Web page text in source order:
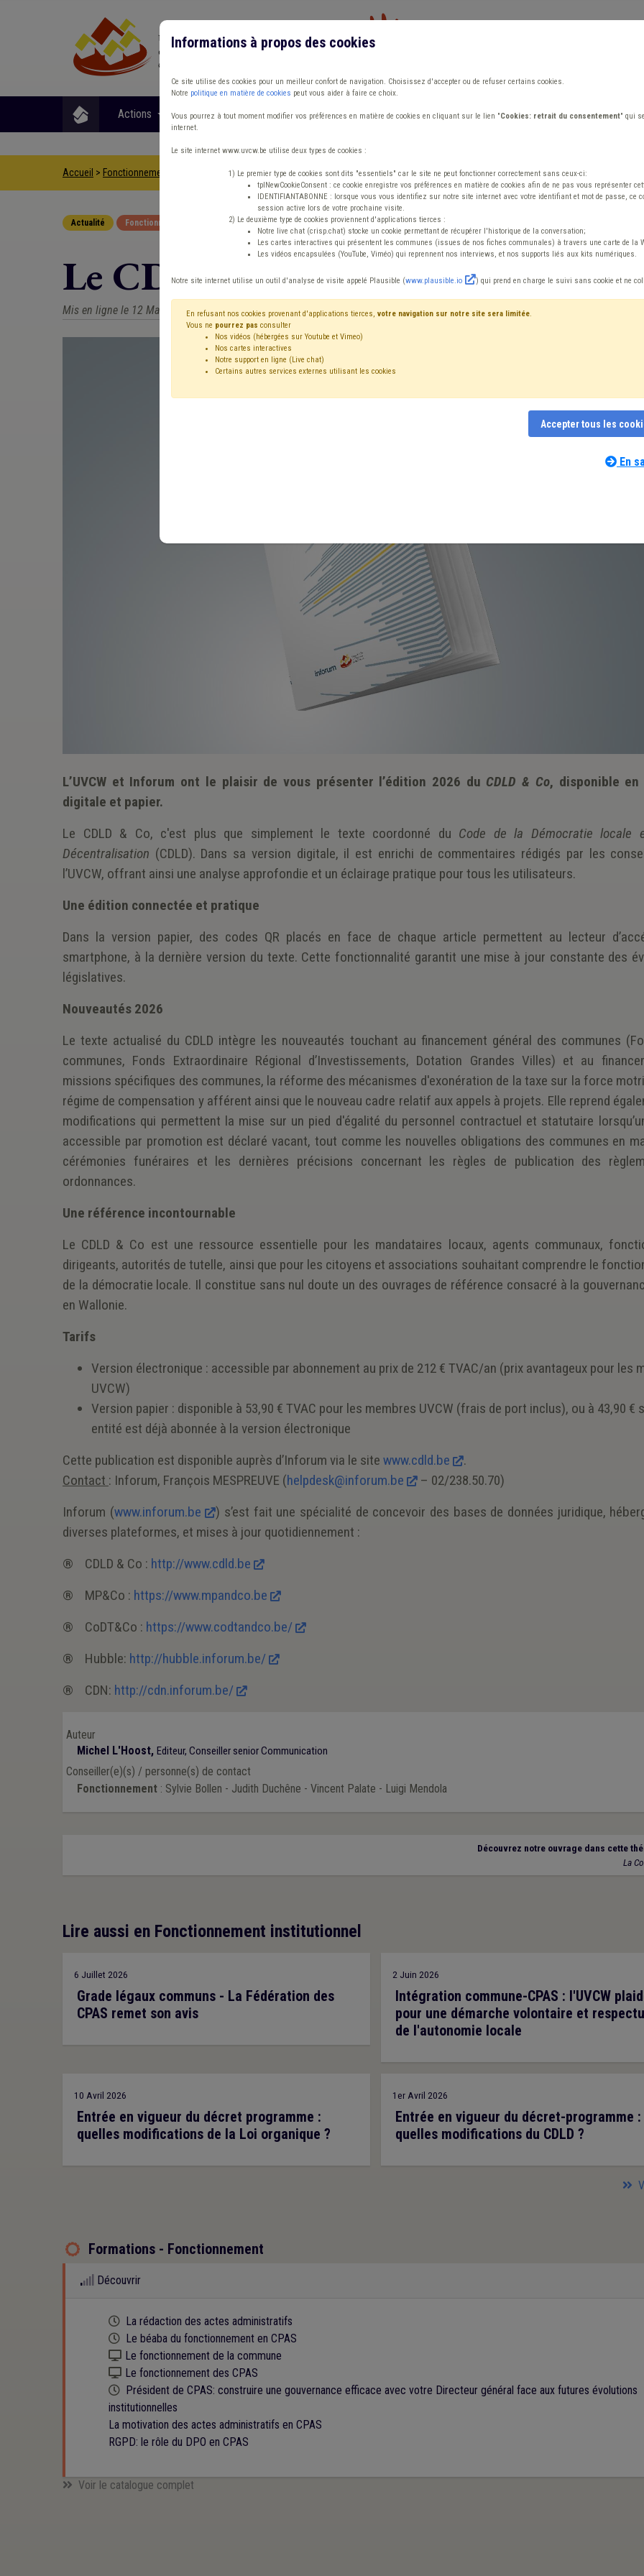
Actions Matières Formations Publications Outils Fiches
Accueil > Fonctionnement Le CDLD & Co 2026 est disponible !
Actualité Fonctionnement
Le CDLD & Co 2026 est
Mis en ligne le 12 Mai 2026 - Michel L'HOOST
L’UVCW et Inforum ont le plaisir de vous présenter l’édition 2026 du CDLD & Co, disponible en
digitale et papier.
Le CDLD & Co, c'est plus que simplement le texte coordonné du Code de la Démocratie locale
Décentralisation (CDLD). Dans sa version digitale, il est enrichi de commentaires rédigés par les
l’UVCW, offrant ainsi une analyse approfondie et un éclairage pratique pour tous les utilisateurs.
Une édition connectée et pratique
Dans la version papier, des codes QR placés en face de chaque article permettent au lecteur
smartphone, à la dernière version du texte. Cette fonctionnalité garantit une mise à jour constante des
législatives.
Nouveautés 2026
Le texte actualisé du CDLD intègre les nouveautés touchant au financement général des communes
communes, Fonds Extraordinaire Régional d’Investissements, Dotation Grandes Villes) et au
missions spécifiques des communes, la réforme des mécanismes d'exonération de la taxe sur la force
régime de compensation y afférent ainsi que le nouveau cadre relatif aux appels à projets. Elle reprend
modifications qui permettent la mise sur un pied d'égalité du personnel contractuel et statutaire
accessible par promotion est déclaré vacant, tout comme les nouvelles obligations des communes en
cérémonies funéraires et les dernières précisions concernant les règles de publication des
ordonnances.
Une référence incontournable
Le CDLD & Co est une ressource essentielle pour les mandataires locaux, agents communaux,
dirigeants, autorités de tutelle, ainsi que pour les citoyens et associations souhaitant comprendre le
de la démocratie locale. Il constitue sans nul doute un des ouvrages de référence consacré à la
en Wallonie.
Tarifs
Version électronique : accessible par abonnement au prix de 212 € TVAC/an (prix avantageux pour les
UVCW)
Version papier : disponible à 53,90 € TVAC pour les membres UVCW (frais de port inclus), ou à 43,90 €
entité est déjà abonnée à la version électronique
Cette publication est disponible auprès d’Inforum via le site www.cdld.be
.
Contact : Inforum, François MESPREUVE (helpdesk@inforum.be
– 02/238.50.70)
Inforum (www.inforum.be
) s’est fait une spécialité de concevoir des bases de données juridique,
diverses plateformes, et mises à jour quotidiennement :
® CDLD & Co : http://www.cdld.be
® MP&Co : https://www.mpandco.be
® CoDT&Co : https://www.codtandco.be/
® Hubble: http://hubble.inforum.be/
® CDN: http://cdn.inforum.be/
Auteur
Michel L'Hoost, Editeur, Conseiller senior Communication
Conseiller(e)(s) / personne(s) de contact
Fonctionnement : Sylvie Bollen - Judith Duchêne - Vincent Palate - Luigi Mendola
Découvrez notre ouvrage dans cette
La
Lire aussi en Fonctionnement institutionnel
6 Juillet 2026
Grade légaux communs - La Fédération des
CPAS remet son avis
2 Juin 2026
Intégration commune-CPAS : l'UVCW
pour une démarche volontaire et
de l'autonomie locale
10 Avril 2026
Entrée en vigueur du décret programme :
quelles modifications de la Loi organique ?
1er Avril 2026
Entrée en vigueur du décret-programme :
quelles modifications du CDLD ?
 Formations - Fonctionnement
Découvrir
Cette formation est programmée
La rédaction des actes administratifs
Cette formation est programmée
Le béaba du fonctionnement en CPAS
Kit numérique gratuit
Le fonctionnement de la commune
Kit numérique gratuit
Le fonctionnement des CPAS
Cette formation est programmée
Président de CPAS: construire une gouvernance efficace avec votre Directeur général face aux futures évolutions
institutionnelles
La motivation des actes administratifs en CPAS
RGPD: le rôle du DPO en CPAS
Voir le catalogue complet
Informations à propos des cookies
Ce site utilise des cookies pour un meilleur confort de navigation. Choisissez d'accepter ou de refuser certains cookies.
Notre politique en matière de cookies peut vous aider à faire ce choix.
Vous pourrez à tout moment modifier vos préférences en matière de cookies en cliquant sur le lien "Cookies: retrait du consentement" qui
internet.
Le site internet www.uvcw.be utilise deux types de cookies :
1) Le premier type de cookies sont dits "essentiels" car le site ne peut fonctionner correctement sans ceux-ci:
tplNewCookieConsent : ce cookie enregistre vos préférences en matière de cookies afin de ne pas vous représenter
IDENTIFIANTABONNE : lorsque vous vous identifiez sur notre site internet avec votre identifiant et mot de passe, ce
session active lors de votre prochaine visite.
2) Le deuxième type de cookies proviennent d'applications tierces :
Notre live chat (crisp.chat) stocke un cookie permettant de récupérer l'historique de la conversation;
Les cartes interactives qui présentent les communes (issues de nos fiches communales) à travers une carte de la
Les vidéos encapsulées (YouTube, Viméo) qui reprennent nos interviews, et nos supports liés aux kits numériques.
Notre site internet utilise un outil d'analyse de visite appelé Plausible (www.plausible.io ) qui prend en charge le suivi sans cookie et ne
En refusant nos cookies provenant d'applications tierces, votre navigation sur notre site sera limitée.
Vous ne pourrez pas consulter
Nos vidéos (hébergées sur Youtube et Vimeo)
Nos cartes interactives
Notre support en ligne (Live chat)
Certains autres services externes utilisant les cookies
Accepter tous les
En